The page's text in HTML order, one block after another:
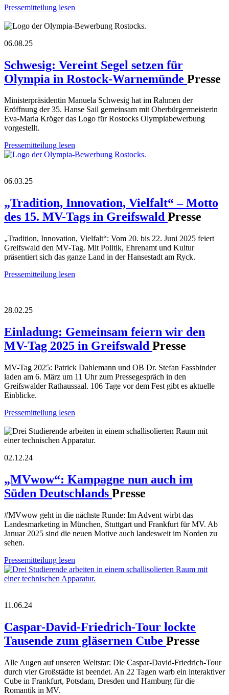
Pressemitteilung lesen
06.08.25
Schwesig: Vereint Segel setzen für
Olympia in Rostock-Warnemünde Presse
Ministerpräsidentin Manuela Schwesig hat im Rahmen der
Eröffnung der 35. Hanse Sail gemeinsam mit Oberbürgermeisterin
Eva-Maria Kröger das Logo für Rostocks Olympiabewerbung
vorgestellt.
Pressemitteilung lesen
06.03.25
„Tradition, Innovation, Vielfalt“ – Motto
des 15. MV-Tags in Greifswald Presse
„Tradition, Innovation, Vielfalt“: Vom 20. bis 22. Juni 2025 feiert
Greifswald den MV-Tag. Mit Politik, Ehrenamt und Kultur
präsentiert sich das ganze Land in der Hansestadt am Ryck.
Pressemitteilung lesen
28.02.25
Einladung: Gemeinsam feiern wir den
MV-Tag 2025 in Greifswald Presse
MV-Tag 2025: Patrick Dahlemann und OB Dr. Stefan Fassbinder
laden am 6. März um 11 Uhr zum Pressegespräch in den
Greifswalder Rathaussaal. 106 Tage vor dem Fest gibt es aktuelle
Einblicke.
Pressemitteilung lesen
02.12.24
„MVwow“: Kampagne nun auch im
Süden Deutschlands Presse
#MVwow geht in die nächste Runde: Im Advent wirbt das
Landesmarketing in München, Stuttgart und Frankfurt für MV. Ab
Januar 2025 sind die neuen Motive auch landesweit im Norden zu
sehen.
Pressemitteilung lesen
11.06.24
Caspar-David-Friedrich-Tour lockte
Tausende zum gläsernen Cube Presse
Alle Augen auf unseren Weltstar: Die Caspar-David-Friedrich-Tour
durch vier Großstädte ist beendet. An 22 Tagen warb ein interaktiver
Cube in Frankfurt, Potsdam, Dresden und Hamburg für die
Romantik in MV.